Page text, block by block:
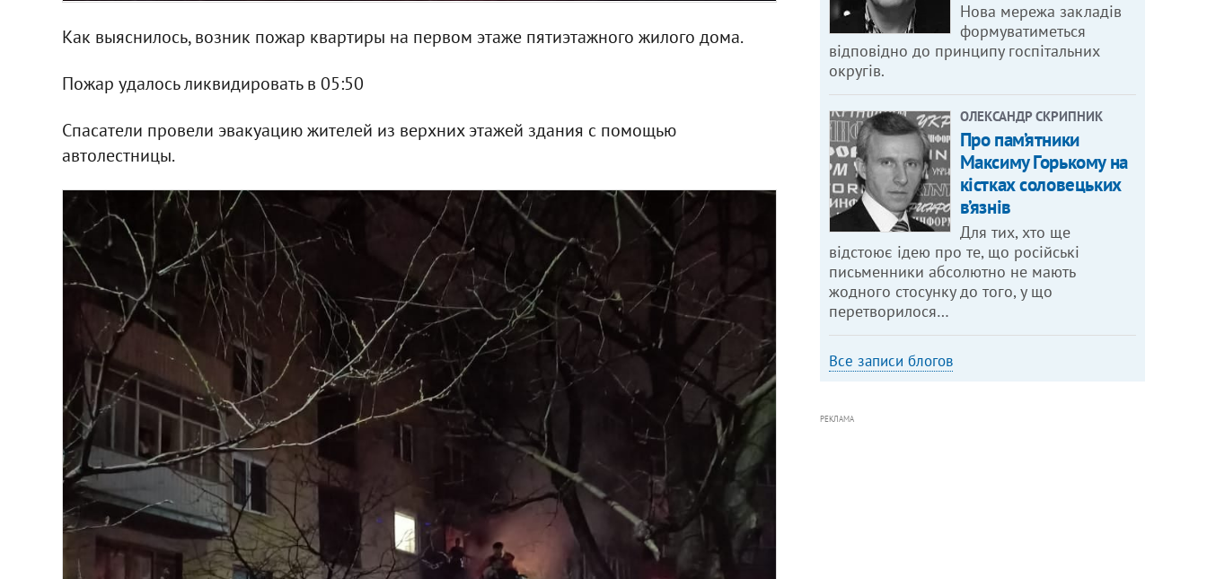
Как выяснилось, возник пожар квартиры на первом этаже пятиэтажного жилого дома.
Пожар удалось ликвидировать в 05:50
Спасатели провели эвакуацию жителей из верхних этажей здания с помощью
автолестницы.
Нова мережа закладів
формуватиметься
відповідно до принципу госпітальних
округів.
ОЛЕКСАНДР СКРИПНИК
Про пам’ятники
Максиму Горькому на
кістках соловецьких
в’язнів
Для тих, хто ще
відстоює ідею про те, що російські
письменники абсолютно не мають
жодного стосунку до того, у що
перетворилося…
Все записи блогов
РЕКЛАМА